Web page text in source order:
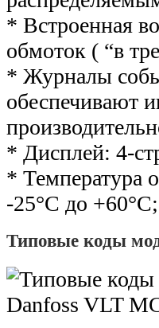
* Встроенная
обмоток ( “в
* Журналы
обеспечивают
* Дисплей: 4-
* Температура
-25°С до +60°С;
Типовые коды